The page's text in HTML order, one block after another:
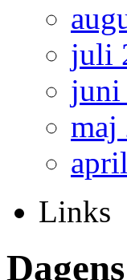
juli
juni
maj
Links